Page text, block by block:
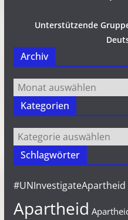
Unterstützende
Archiv
Archiv
Kategorien
Kategorien
Schlagwörter
#UNInvestigateApartheid
Apartheid